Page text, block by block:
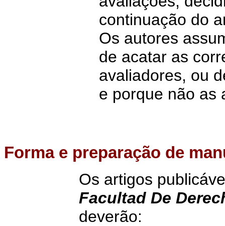
continuação do
Os autores
de acatar as
avaliadores, ou
e porque não as
Forma e preparação de
Os artigos
Facultad De
deverão: